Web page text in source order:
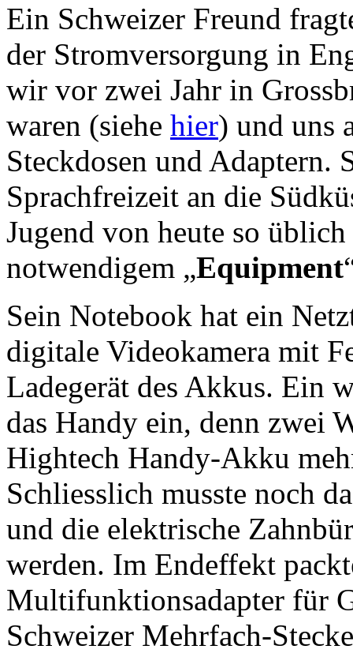
Ein Schweizer Freund
der Stromversorgung in
wir vor zwei Jahr in
waren (siehe hier) und uns
Steckdosen und Adaptern.
Sprachfreizeit an die
Jugend von heute so
notwendigem „Equipment
Sein Notebook hat ein
digitale Videokamera mit
Ladegerät des Akkus. Ein
das Handy ein, denn zwei
Hightech Handy-Akku
Schliesslich musste noch
und die elektrische
werden. Im Endeffekt
Multifunktionsadapter für
Schweizer Mehrfach-